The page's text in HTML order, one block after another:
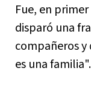
Fue, en
disparó una
compañeros y
es una familia".